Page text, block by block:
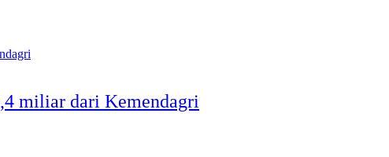
miliar dari Kemendagri